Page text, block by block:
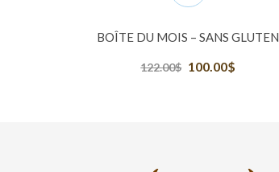
BOÎTE DU MOIS – SANS GLUTEN
122.00$ Le
100.00$